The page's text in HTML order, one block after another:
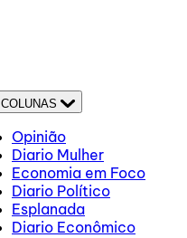
COLUNAS
Opinião
Diario Mulher
Economia em Foco
Diario Político
Esplanada
Diario Econômico